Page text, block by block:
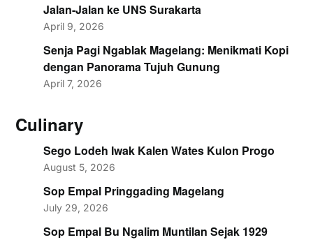
Jalan-Jalan ke UNS Surakarta
April 9, 2026
Senja Pagi Ngablak Magelang: Menikmati Kopi
dengan Panorama Tujuh Gunung
April 7, 2026
Culinary
Sego Lodeh Iwak Kalen Wates Kulon Progo
August 5, 2026
Sop Empal Pringgading Magelang
July 29, 2026
Sop Empal Bu Ngalim Muntilan Sejak 1929